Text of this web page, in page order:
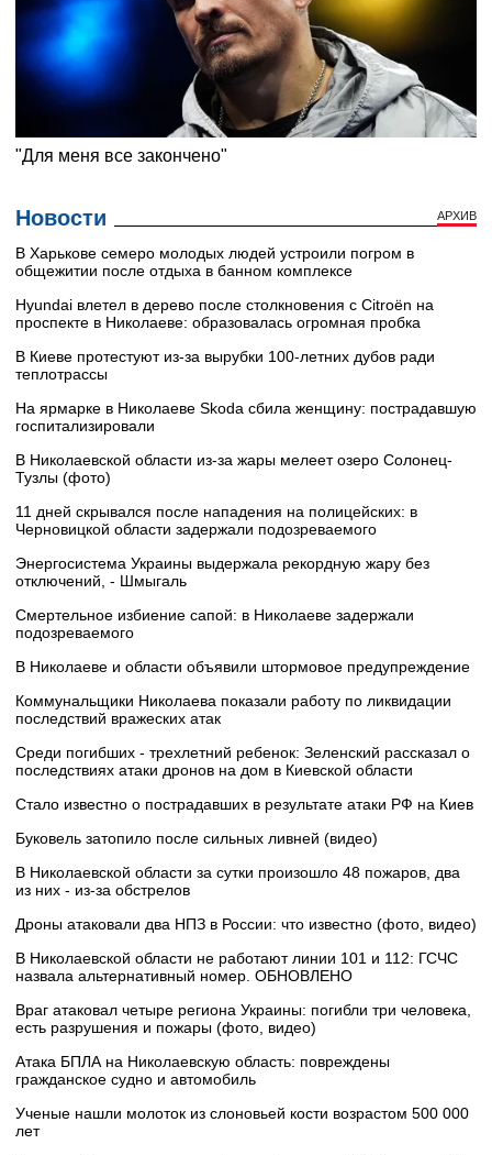
Новости АРХИВ
В Харькове семеро молодых людей устроили погром в
общежитии после отдыха в банном комплексе
Hyundai влетел в дерево после столкновения с Citroën на
проспекте в Николаеве: образовалась огромная пробка
В Киеве протестуют из-за вырубки 100-летних дубов ради
теплотрассы
На ярмарке в Николаеве Skoda сбила женщину: пострадавшую
госпитализировали
В Николаевской области из-за жары мелеет озеро Солонец-
Тузлы (фото)
11 дней скрывался после нападения на полицейских: в
Черновицкой области задержали подозреваемого
Энергосистема Украины выдержала рекордную жару без
отключений, - Шмыгаль
Смертельное избиение сапой: в Николаеве задержали
подозреваемого
В Николаеве и области объявили штормовое предупреждение
Коммунальщики Николаева показали работу по ликвидации
последствий вражеских атак
Среди погибших - трехлетний ребенок: Зеленский рассказал о
последствиях атаки дронов на дом в Киевской области
Стало известно о пострадавших в результате атаки РФ на Киев
Буковель затопило после сильных ливней (видео)
В Николаевской области за сутки произошло 48 пожаров, два
из них - из-за обстрелов
Дроны атаковали два НПЗ в России: что известно (фото, видео)
В Николаевской области не работают линии 101 и 112: ГСЧС
назвала альтернативный номер. ОБНОВЛЕНО
Враг атаковал четыре региона Украины: погибли три человека,
есть разрушения и пожары (фото, видео)
Атака БПЛА на Николаевскую область: повреждены
гражданское судно и автомобиль
Ученые нашли молоток из слоновьей кости возрастом 500 000
лет